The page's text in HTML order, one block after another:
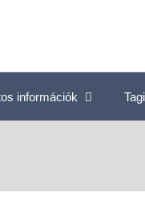
információk